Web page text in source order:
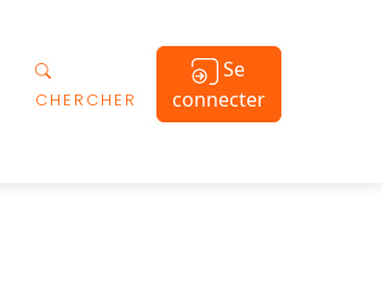
CHERCHER
Se
connecter